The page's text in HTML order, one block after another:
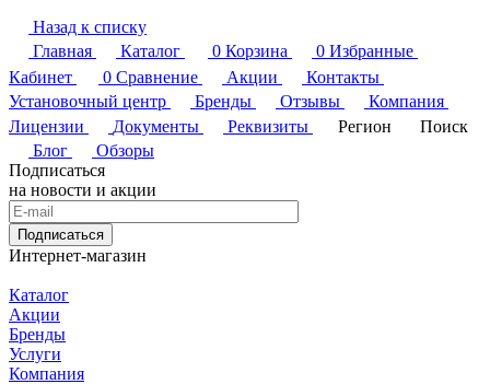
Назад к списку
Главная
Каталог 0 Корзина 0 Избранные
Кабинет
0 Сравнение Акции
Контакты
Установочный центр
Бренды Отзывы
Компания
Лицензии
Документы Реквизиты Регион
Поиск
Блог
Обзоры
Подписаться
на новости и акции
Подписаться
Интернет-магазин
Каталог
Акции
Бренды
Услуги
Компания